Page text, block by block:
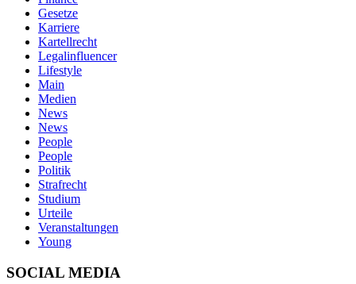
Gesetze
Karriere
Kartellrecht
Legalinfluencer
Lifestyle
Main
Medien
News
News
People
People
Politik
Strafrecht
Studium
Urteile
Veranstaltungen
Young
SOCIAL MEDIA